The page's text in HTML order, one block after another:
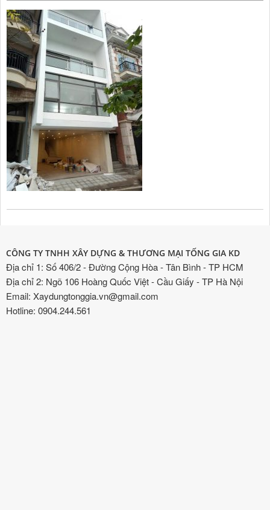
CÔNG TY TNHH XÂY DỰNG & THƯƠNG MẠI TỐNG GIA KD
Địa chỉ 1: Số 406/2 - Đường Cộng Hòa - Tân Bình - TP HCM
Địa chỉ 2: Ngõ 106 Hoàng Quốc Việt - Cầu Giấy - TP Hà Nội
Email: Xaydungtonggia.vn@gmail.com
Hotline: 0904.244.561